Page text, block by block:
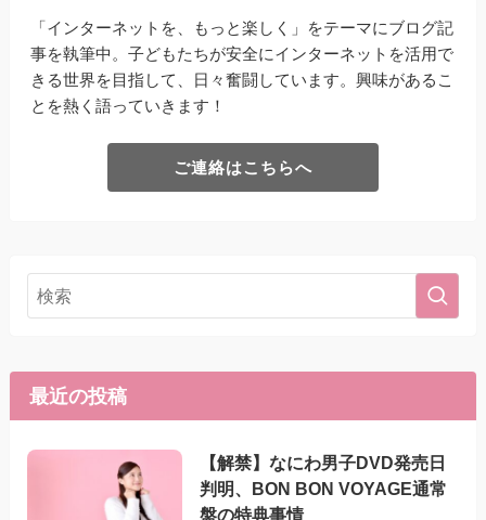
「インターネットを、もっと楽しく」をテーマにブログ記
事を執筆中。子どもたちが安全にインターネットを活用で
きる世界を目指して、日々奮闘しています。興味があるこ
とを熱く語っていきます！
ご連絡はこちらへ
最近の投稿
【解禁】なにわ男子DVD発売日
判明、BON BON VOYAGE通常
盤の特典事情